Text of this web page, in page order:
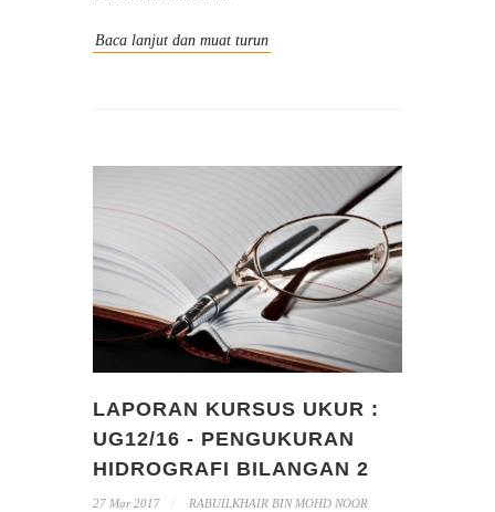
Baca lanjut dan muat turun
LAPORAN KURSUS UKUR :
UG12/16 - PENGUKURAN
HIDROGRAFI BILANGAN 2
27 Mar 2017 RABUILKHAIR BIN MOHD NOOR